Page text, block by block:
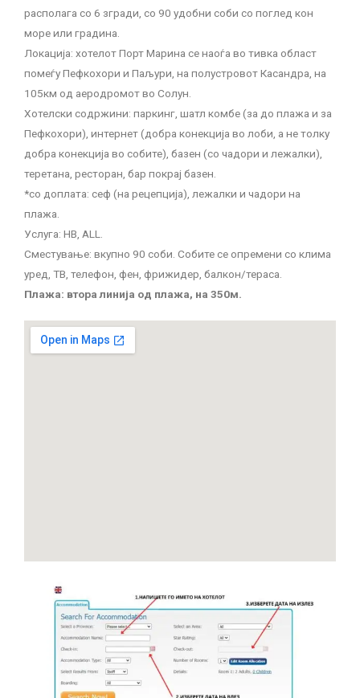
располага со 6 згради, со 90 удобни соби со поглед кон
море или градина.
Локација: хотелот Порт Марина се наоѓа во тивка област
помеѓу Пефкохори и Паљури, на полустровот Касандра, на
105км од аеродромот во Солун.
Хотелски содржини: паркинг, шатл комбе (за до плажа и за
Пефкохори), интернет (добра конекција во лоби, а не толку
добра конекција во собите), базен (со чадори и лежалки),
теретана, ресторан, бар покрај базен.
*со доплата: сеф (на рецепција), лежалки и чадори на
плажа.
Услуга: HB, ALL.
Сместување: вкупно 90 соби. Собите се опремени со клима
уред, ТВ, телефон, фен, фрижидер, балкон/тераса.
Плажа: втора линија од плажа, на 350м.